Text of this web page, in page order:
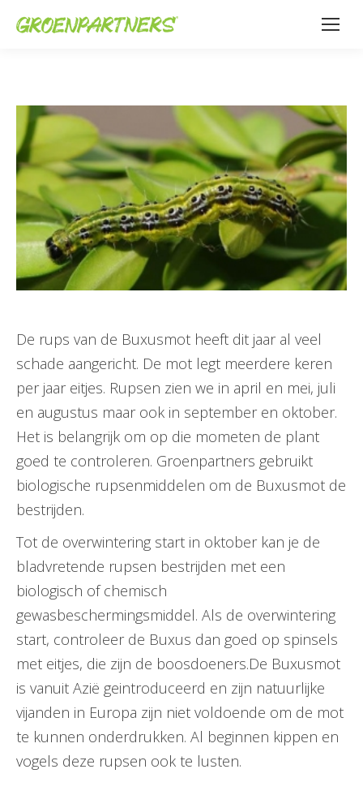
De rups van de Buxusmot heeft dit jaar al veel
schade aangericht. De mot legt meerdere keren
per jaar eitjes. Rupsen zien we in april en mei, juli
en augustus maar ook in september en oktober.
Het is belangrijk om op die mometen de plant
goed te controleren. Groenpartners gebruikt
biologische rupsenmiddelen om de Buxusmot de
bestrijden.
Tot de overwintering start in oktober kan je de
bladvretende rupsen bestrijden met een
biologisch of chemisch
gewasbeschermingsmiddel. Als de overwintering
start, controleer de Buxus dan goed op spinsels
met eitjes, die zijn de boosdoeners.De Buxusmot
is vanuit Azië geintroduceerd en zijn natuurlijke
vijanden in Europa zijn niet voldoende om de mot
te kunnen onderdrukken. Al beginnen kippen en
vogels deze rupsen ook te lusten.